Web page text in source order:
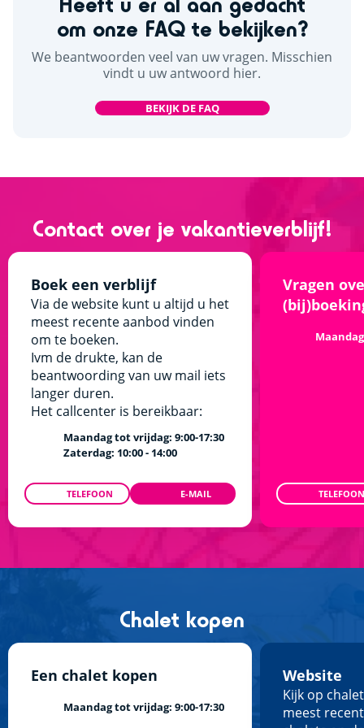
om onze FAQ te bekijken?
We beantwoorden veel van uw vragen. Misschien
vindt u uw antwoord hier.
BEKIJK DE FAQ
Contact over je vakantieverblijf!
Boek een verblijf
Via de website kunt u altijd u het
meest recente aanbod vinden
om te boeken.
Ivm de drukte, kan de
beantwoording van uw mail iets
langer duren.
Het callcenter is bereikbaar:
Maandag tot vrijdag: 9:00-17:30
Zaterdag: 10:00 - 14:00
TELEFOON 010 - 3031820 E-MAILINFO@SIBLU.NL
Vragen
TELEFOON
Chalet kopen
Een chalet kopen
Maandag tot vrijdag: 9:00-17:30
Website
Kijk op
meest